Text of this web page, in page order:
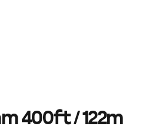
400ft / 122m